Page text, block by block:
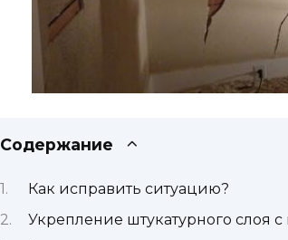
Содержание
Как исправить ситуацию?
Укрепление штукатурного слоя